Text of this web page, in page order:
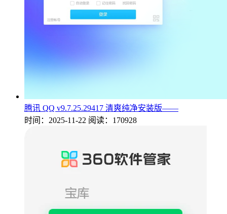
腾讯 QQ v9.7.25.29417 清爽纯净安装版——
时间：2025-11-22 阅读：170928